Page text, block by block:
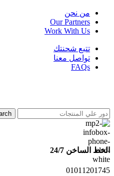
من نحن
Our Partners
Work With Us
تتبع شحنتك
تواصل معنا
FAQs
الخط الساخن 24/7
01011201745